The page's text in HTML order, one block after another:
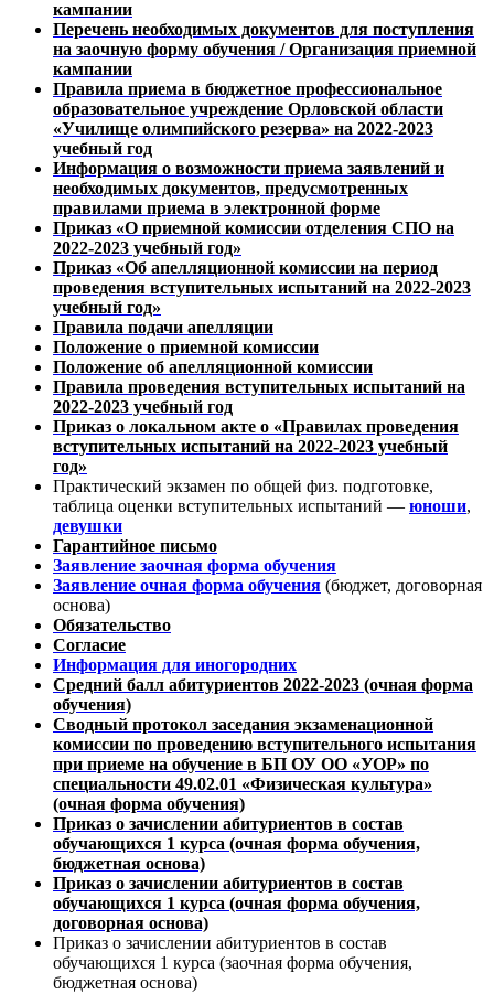
кампании
Перечень необходимых документов для поступления
на заочную форму обучения / Организация приемной
кампании
Правила приема в бюджетное профессиональное
образовательное учреждение Орловской области
«Училище олимпийского резерва» на 2022-2023
учебный год
Информация о возможности приема заявлений и
необходимых документов, предусмотренных
правилами приема в электронной форме
Приказ «О приемной комиссии отделения СПО на
2022-2023 учебный год»
Приказ «Об апелляционной комиссии на период
проведения вступительных испытаний на 2022-2023
учебный год»
Правила подачи апелляции
Положение о приемной комиссии
Положение об апелляционной комиссии
Правила проведения вступительных испытаний на
2022-2023 учебный год
Приказ о локальном акте о «Правилах проведения
вступительных испытаний на 2022-2023 учебный
год»
Практический экзамен по общей физ. подготовке,
таблица оценки вступительных испытаний — юноши,
девушки
Гарантийное письмо
Заявление заочная форма обучения
Заявление очная форма обучения (бюджет, договорная
основа)
Обязательство
Согласие
Информация для иногородних
Средний балл абитуриентов 2022-2023 (очная форма
обучения)
Сводный протокол заседания экзаменационной
комиссии по проведению вступительного испытания
при приеме на обучение в БП ОУ ОО «УОР» по
специальности 49.02.01 «Физическая культура»
(очная форма обучения)
Приказ о зачислении абитуриентов в состав
обучающихся 1 курса (очная форма обучения,
бюджетная основа)
Приказ о зачислении абитуриентов в состав
обучающихся 1 курса (очная форма обучения,
договорная основа)
Приказ о зачислении абитуриентов в состав
обучающихся 1 курса (заочная форма обучения,
бюджетная основа)